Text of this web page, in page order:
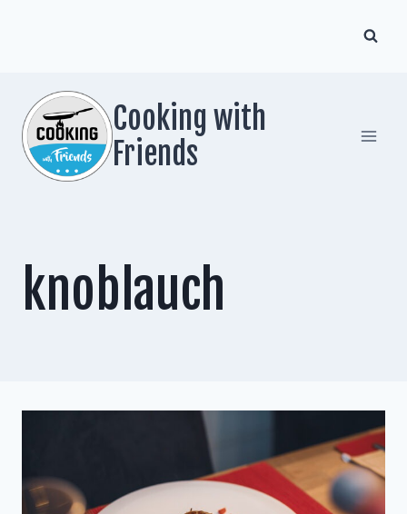
Cooking with
Friends
knoblauch